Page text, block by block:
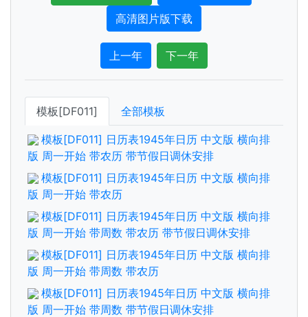
高清图片版下载
上一年 下一年
模板[DF011] 全部模板
模板[DF011] 日历表1945年日历 中文版 横向排
版 周一开始 带农历 带节假日调休安排
模板[DF011] 日历表1945年日历 中文版 横向排
版 周一开始 带农历
模板[DF011] 日历表1945年日历 中文版 横向排
版 周一开始 带周数 带农历 带节假日调休安排
模板[DF011] 日历表1945年日历 中文版 横向排
版 周一开始 带周数 带农历
模板[DF011] 日历表1945年日历 中文版 横向排
版 周一开始 带周数 带节假日调休安排